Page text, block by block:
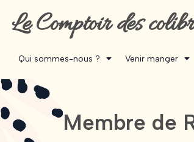
Le Comptoir des
Qui sommes-nous ? Venir manger
Membre de